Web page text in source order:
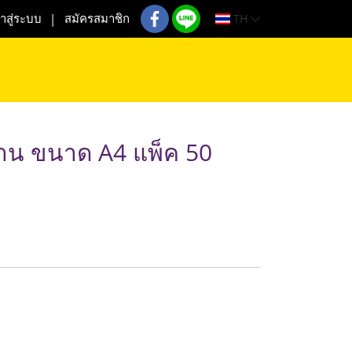
สู่ระบบ สมัครสมาชิก TH
น ขนาด A4 แพ็ค 50